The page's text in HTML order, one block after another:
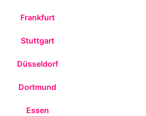
Frankfurt
Stuttgart
Düsseldorf
Dortmund
Essen